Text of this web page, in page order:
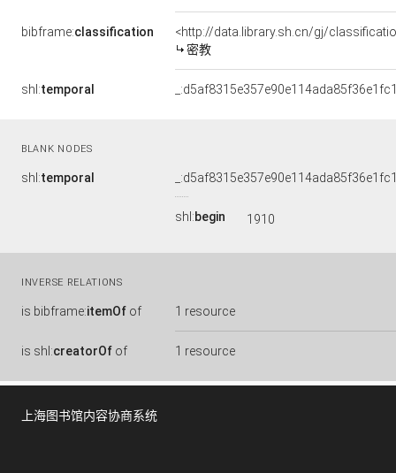
bibframe:classification
<http://data.library.sh.cn/gj/
密教
shl:temporal
BLANK NODES
shl:temporal
shl:begin 1910
INVERSE RELATIONS
is bibframe:itemOf of 1 resource
is shl:creatorOf of 1 resource
上海图书馆内容协商系统